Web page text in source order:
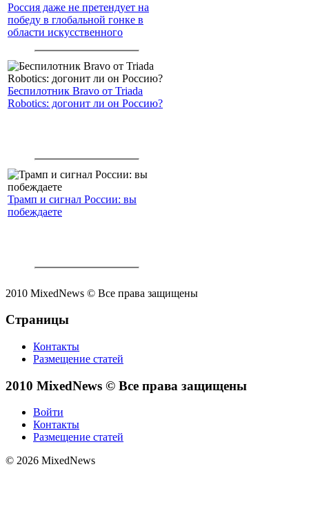
Россия даже не претендует на
победу в глобальной гонке в
области искусственного
Беспилотник Bravo от Triada
Robotics: догонит ли он Россию?
Трамп и сигнал России: вы
побеждаете
2010 MixedNews © Все права защищены
Страницы
Контакты
Размещение статей
2010 MixedNews © Все права защищены
Войти
Контакты
Размещение статей
© 2026 MixedNews